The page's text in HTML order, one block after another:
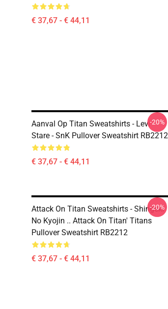
€ 37,67 - € 44,11
Aanval Op Titan Sweatshirts - Levi -
Stare - SnK Pullover Sweatshirt RB2212
€ 37,67 - € 44,11
-20%
Attack On Titan Sweatshirts - Shingeki
No Kyojin .. Attack On Titan' Titans
Pullover Sweatshirt RB2212
€ 37,67 - € 44,11
-20%